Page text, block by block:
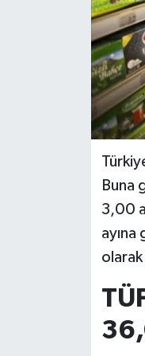
Buna
3,00
KURUMSAL